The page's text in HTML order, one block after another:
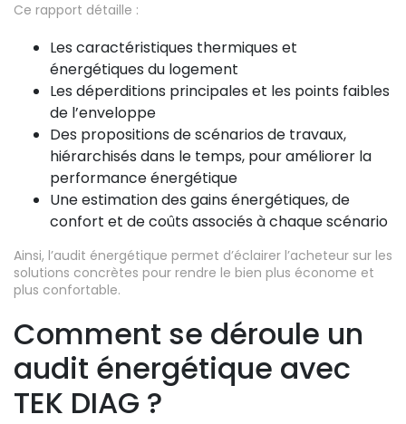
Ce rapport détaille :
Les caractéristiques thermiques et
énergétiques du logement
Les déperditions principales et les points faibles
de l’enveloppe
Des propositions de scénarios de travaux,
hiérarchisés dans le temps, pour améliorer la
performance énergétique
Une estimation des gains énergétiques, de
confort et de coûts associés à chaque scénario
Ainsi, l’audit énergétique permet d’éclairer l’acheteur sur les
solutions concrètes pour rendre le bien plus économe et
plus confortable.
Comment se déroule un
audit énergétique avec
TEK DIAG ?